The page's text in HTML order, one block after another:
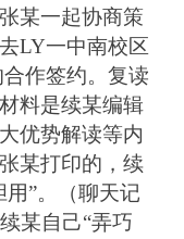
某一起协商策
LY一中南校区
作签约。复读
料是续某编辑
优势解读等内
某打印的，续
用”。（聊天记
某自己“弄巧